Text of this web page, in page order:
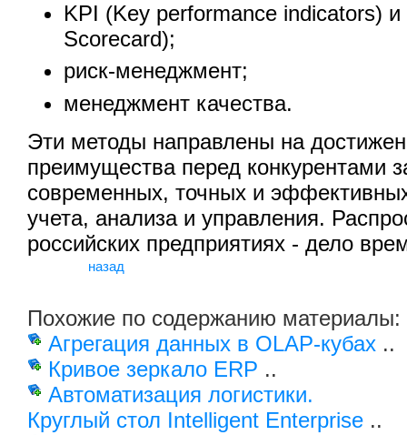
KPI (Key performance indicators)
Scorecard);
риск-менеджмент;
менеджмент качества.
Эти методы направлены на
преимущества перед конкурентами
современных, точных и
учета, анализа и управления.
российских предприятиях - дело
назад
Похожие по содержанию материалы:
Агрегация данных в OLAP-кубах ..
Кривое зеркало ERP ..
Автоматизация логистики.
Круглый стол Intelligent Enterprise ..